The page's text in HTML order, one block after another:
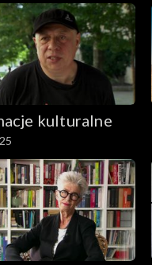
kulturalne